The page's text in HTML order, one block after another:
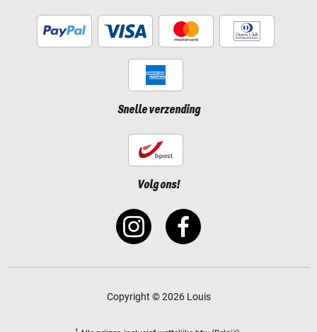
Snelle verzending
Volg ons!
Copyright © 2026 Louis